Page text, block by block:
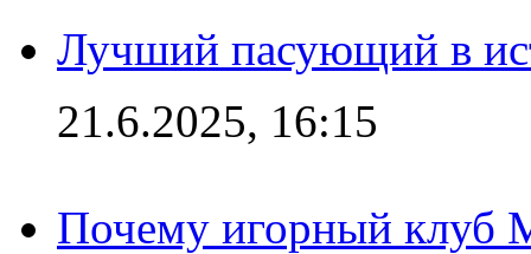
Лучший пасующий в
21.6.2025, 16:15
Почему игорный клуб